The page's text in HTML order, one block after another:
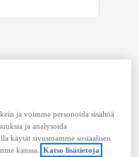
ja voimme personoida sisältöä
ja analysoida
käytät sivustoamme sosiaalisen
kanssa. Katso lisätietoja